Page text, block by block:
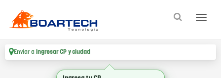
Enviar a Ingresar CP y ciudad